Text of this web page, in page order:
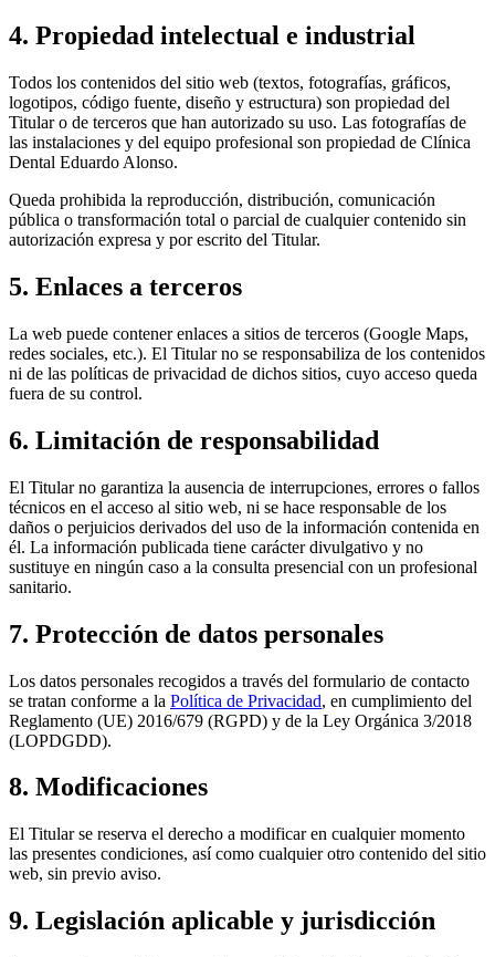
4. Propiedad intelectual e industrial
Todos los contenidos del sitio web (textos, fotografías, gráficos,
logotipos, código fuente, diseño y estructura) son propiedad del
Titular o de terceros que han autorizado su uso. Las fotografías de
las instalaciones y del equipo profesional son propiedad de Clínica
Dental Eduardo Alonso.
Queda prohibida la reproducción, distribución, comunicación
pública o transformación total o parcial de cualquier contenido sin
autorización expresa y por escrito del Titular.
5. Enlaces a terceros
La web puede contener enlaces a sitios de terceros (Google Maps,
redes sociales, etc.). El Titular no se responsabiliza de los contenidos
ni de las políticas de privacidad de dichos sitios, cuyo acceso queda
fuera de su control.
6. Limitación de responsabilidad
El Titular no garantiza la ausencia de interrupciones, errores o fallos
técnicos en el acceso al sitio web, ni se hace responsable de los
daños o perjuicios derivados del uso de la información contenida en
él. La información publicada tiene carácter divulgativo y no
sustituye en ningún caso a la consulta presencial con un profesional
sanitario.
7. Protección de datos personales
Los datos personales recogidos a través del formulario de contacto
se tratan conforme a la Política de Privacidad, en cumplimiento del
Reglamento (UE) 2016/679 (RGPD) y de la Ley Orgánica 3/2018
(LOPDGDD).
8. Modificaciones
El Titular se reserva el derecho a modificar en cualquier momento
las presentes condiciones, así como cualquier otro contenido del sitio
web, sin previo aviso.
9. Legislación aplicable y jurisdicción